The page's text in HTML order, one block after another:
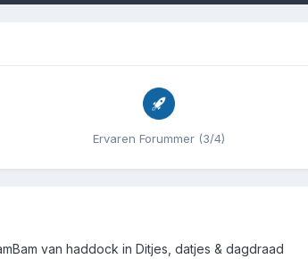
Ervaren Forummer (3/4)
van haddock in Ditjes, datjes & dagdraad